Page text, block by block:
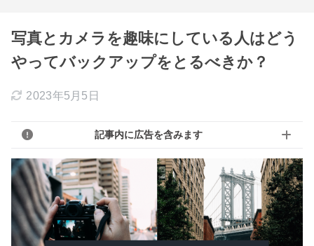
写真とカメラを趣味にしている人はどう
やってバックアップをとるべきか？
2023年5月5日
記事内に広告を含みます